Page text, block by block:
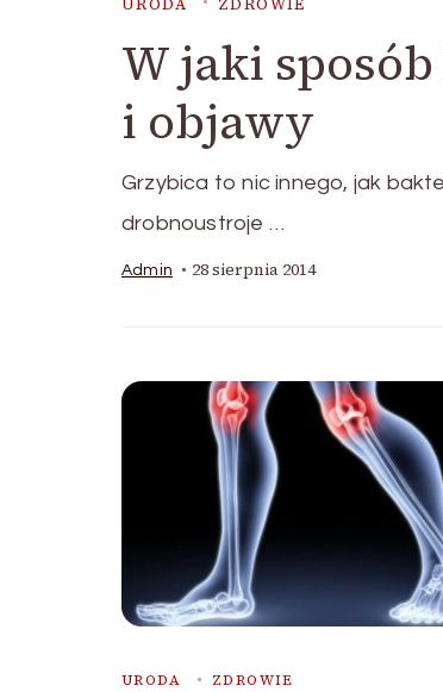
URODA ZDROWIE
W jaki
i objawy
Grzybica to nic innego, jak
drobnoustroje …
Admin 28 sierpnia 2014
URODA ZDROWIE